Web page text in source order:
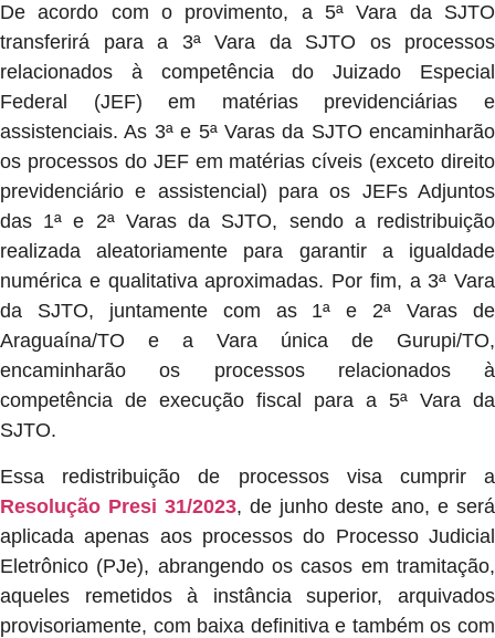
De acordo com o provimento, a 5ª Vara da SJTO
transferirá para a 3ª Vara da SJTO os processos
relacionados à competência do Juizado Especial
Federal (JEF) em matérias previdenciárias e
assistenciais. As 3ª e 5ª Varas da SJTO encaminharão
os processos do JEF em matérias cíveis (exceto direito
previdenciário e assistencial) para os JEFs Adjuntos
das 1ª e 2ª Varas da SJTO, sendo a redistribuição
realizada aleatoriamente para garantir a igualdade
numérica e qualitativa aproximadas. Por fim, a 3ª Vara
da SJTO, juntamente com as 1ª e 2ª Varas de
Araguaína/TO e a Vara única de Gurupi/TO,
encaminharão os processos relacionados à
competência de execução fiscal para a 5ª Vara da
SJTO.
Essa redistribuição de processos visa cumprir a
Resolução Presi 31/2023, de junho deste ano, e será
aplicada apenas aos processos do Processo Judicial
Eletrônico (PJe), abrangendo os casos em tramitação,
aqueles remetidos à instância superior, arquivados
provisoriamente, com baixa definitiva e também os com